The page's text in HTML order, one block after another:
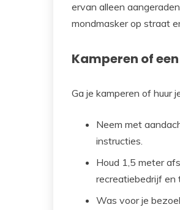
ervan alleen
mondmasker op straat
Kamperen of
Ga je kamperen of huur
Neem met
instructies.
Houd 1,5 meter
recreatiebedrijf en
Was voor je